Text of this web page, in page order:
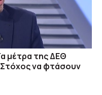
μέτρα της ΔΕΘ
να φτάσουν